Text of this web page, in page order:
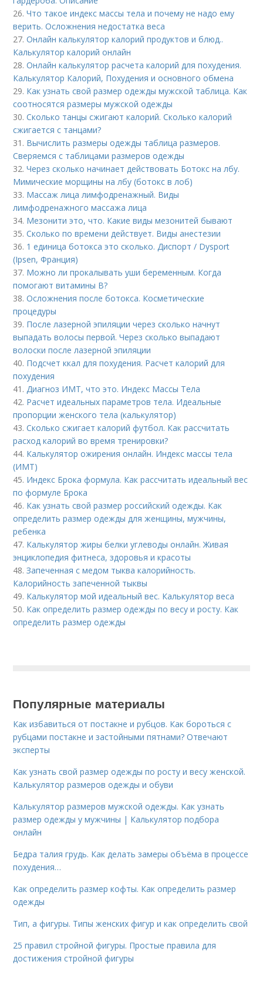
26.Что такое индекс массы тела и почему не надо ему
верить. Осложнения недостатка веса
27.Онлайн калькулятор калорий продуктов и блюд..
Калькулятор калорий онлайн
28.Онлайн калькулятор расчета калорий для похудения.
Калькулятор Калорий, Похудения и основного обмена
29. Как узнать свой размер одежды мужской таблица. Как
соотносятся размеры мужской одежды
30.Сколько танцы сжигают калорий. Сколько калорий
сжигается с танцами?
31. Вычислить размеры одежды таблица размеров.
Сверяемся с таблицами размеров одежды
32.Через сколько начинает действовать Ботокс на лбу.
Мимические морщины на лбу (ботокс в лоб)
33. Массаж лица лимфодренажный. Виды
лимфодренажного массажа лица
34. Мезонити это, что. Какие виды мезонитей бывают
35.Сколько по времени действует. Виды анестезии
36. 1 единица ботокса это сколько. Диспорт / Dysport
(Ipsen, Франция)
37. Можно ли прокалывать уши беременным. Когда
помогают витамины B?
38.Осложнения после ботокса. Косметические
процедуры
39. После лазерной эпиляции через сколько начнут
выпадать волосы первой. Через сколько выпадают
волоски после лазерной эпиляции
40. Подсчет ккал для похудения. Расчет калорий для
похудения
41.Диагноз ИМТ, что это. Индекс Массы Тела
42. Расчет идеальных параметров тела. Идеальные
пропорции женского тела (калькулятор)
43.Сколько сжигает калорий футбол. Как рассчитать
расход калорий во время тренировки?
44. Калькулятор ожирения онлайн. Индекс массы тела
(ИМТ)
45. Индекс Брока формула. Как рассчитать идеальный вес
по формуле Брока
46. Как узнать свой размер российский одежды. Как
определить размер одежды для женщины, мужчины,
ребенка
47. Калькулятор жиры белки углеводы онлайн. Живая
энциклопедия фитнеса, здоровья и красоты
48.Запеченная с медом тыква калорийность.
Калорийность запеченной тыквы
49. Калькулятор мой идеальный вес. Калькулятор веса
50. Как определить размер одежды по весу и росту. Как
определить размер одежды
Популярные материалы
Как избавиться от постакне и рубцов. Как бороться с
рубцами постакне и застойными пятнами? Отвечают
эксперты
Как узнать свой размер одежды по росту и весу женской.
Калькулятор размеров одежды и обуви
Калькулятор размеров мужской одежды. Как узнать
размер одежды у мужчины | Калькулятор подбора
онлайн
Бедра талия грудь. Как делать замеры объёма в процессе
похудения…
Как определить размер кофты. Как определить размер
одежды
Тип, а фигуры. Типы женских фигур и как определить свой
25 правил стройной фигуры. Простые правила для
достижения стройной фигуры